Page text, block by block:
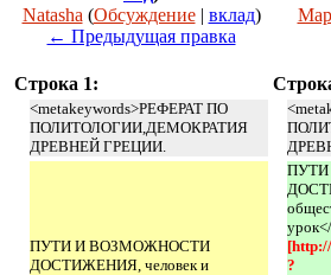
Natasha (Обсуждение| вклад)
← Предыдущая правка
Строка 1:
<metakeywords>РЕФЕРАТ ПО
ПОЛИТОЛОГИИ,ДЕМОКРАТИЯ
ДРЕВНЕЙ ГРЕЦИИ.
ПУТИ И ВОЗМОЖНОСТИ
ДОСТИЖЕНИЯ, человек и
?